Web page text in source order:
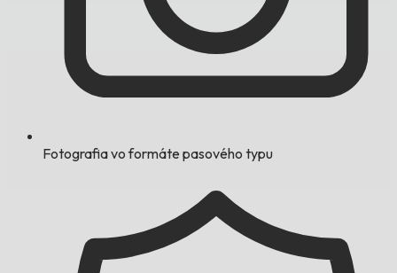
Fotografia vo formáte pasového typu